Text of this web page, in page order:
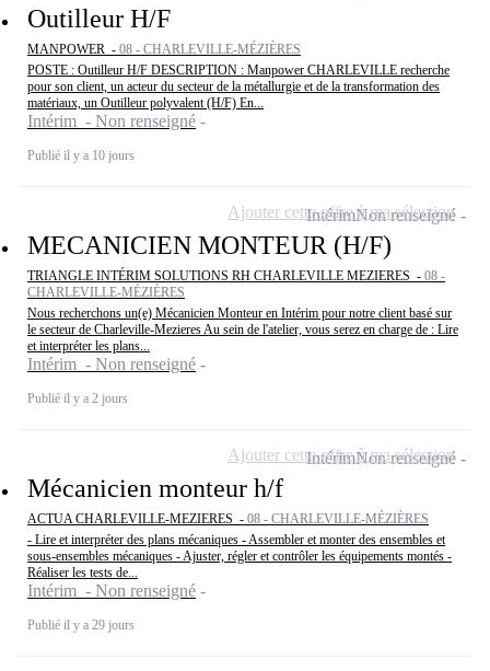
Outilleur H/F
MANPOWER - 08 - CHARLEVILLE-MÉZIÈRES
POSTE : Outilleur H/F DESCRIPTION : Manpower CHARLEVILLE recherche
pour son client, un acteur du secteur de la métallurgie et de la transformation des
matériaux, un Outilleur polyvalent (H/F) En...
Intérim - Non renseigné
Publié il y a 10 jours
MECANICIEN MONTEUR (H/F)
TRIANGLE INTÉRIM SOLUTIONS RH CHARLEVILLE MEZIERES - 08 -
CHARLEVILLE-MÉZIÈRES
Nous recherchons un(e) Mécanicien Monteur en Intérim pour notre client basé sur
le secteur de Charleville-Mezieres Au sein de l'atelier, vous serez en charge de : Lire
et interpréter les plans...
Intérim - Non renseigné
Publié il y a 2 jours
IntérimNon renseigné
Ajouter cette offre à ma sélection
Mécanicien monteur h/f
ACTUA CHARLEVILLE-MEZIERES - 08 - CHARLEVILLE-MÉZIÈRES
- Lire et interpréter des plans mécaniques - Assembler et monter des ensembles et
sous-ensembles mécaniques - Ajuster, régler et contrôler les équipements montés -
Réaliser les tests de...
Intérim - Non renseigné
Publié il y a 29 jours
IntérimNon renseigné
Ajouter cette offre à ma sélection